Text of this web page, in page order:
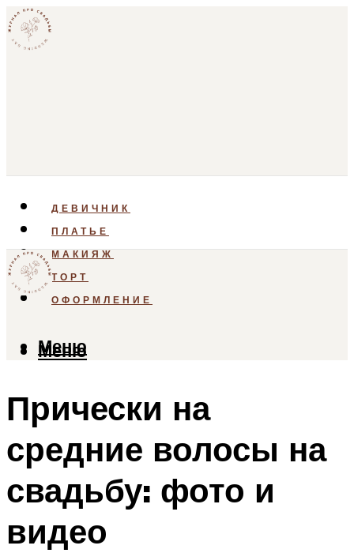
ДЕВИЧНИК
ПЛАТЬЕ
МАКИЯЖ
ТОРТ
ОФОРМЛЕНИЕ
Меню
Меню
Прически на
средние волосы на
свадьбу: фото и
видео